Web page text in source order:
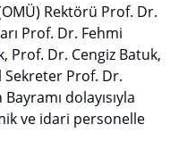
Rektörü Prof. Dr.
Prof. Dr. Fehmi
Prof. Dr. Cengiz Batuk,
Sekreter Prof. Dr.
dolayısıyla
ve idari personelle